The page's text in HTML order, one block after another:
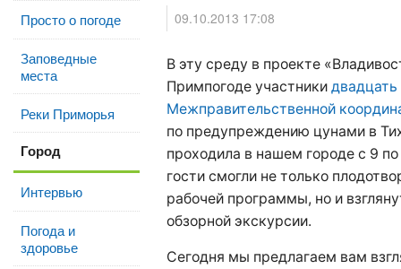
Просто о погоде
Заповедные
места
Реки Приморья
Город
Интервью
Погода и
здоровье
09.10.2013 17:08
В эту среду в проекте
Примпогоде участники двадцать
Межправительственной
по предупреждению цунами в
проходила в нашем городе с 9
гости смогли не только
рабочей программы, но и
обзорной экскурсии.
Сегодня мы предлагаем вам